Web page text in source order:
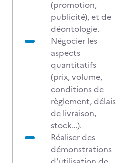
(promotion,
publicité), et de
déontologie.
Négocier les
aspects
quantitatifs
(prix, volume,
conditions de
règlement, délais
de livraison,
stock…).
Réaliser des
démonstrations